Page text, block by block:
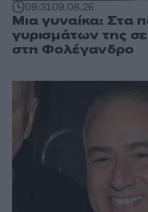
09:3109.08.26
Μια γυναίκα: Στα
γυρισμάτων της
στη Φολέγανδρο